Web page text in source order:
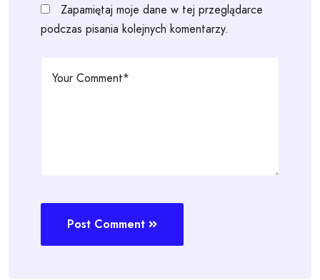
Zapamiętaj moje dane w tej przeglądarce
podczas pisania kolejnych komentarzy.
Post Comment